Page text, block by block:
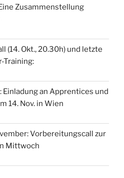
Zusammenstellung
(14. Okt., 20.30h) und letzte
Training:
Einladung an Apprentices und
14. Nov. in Wien
Vorbereitungscall zur
Mittwoch